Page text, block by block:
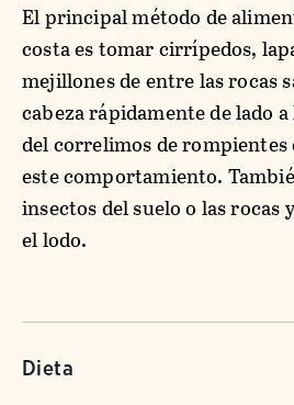
El principal método de
costa es tomar cirrípedos,
mejillones de entre las rocas
cabeza rápidamente de lado
del correlimos de rompientes
este comportamiento.
insectos del suelo o las rocas
el lodo.
Dieta